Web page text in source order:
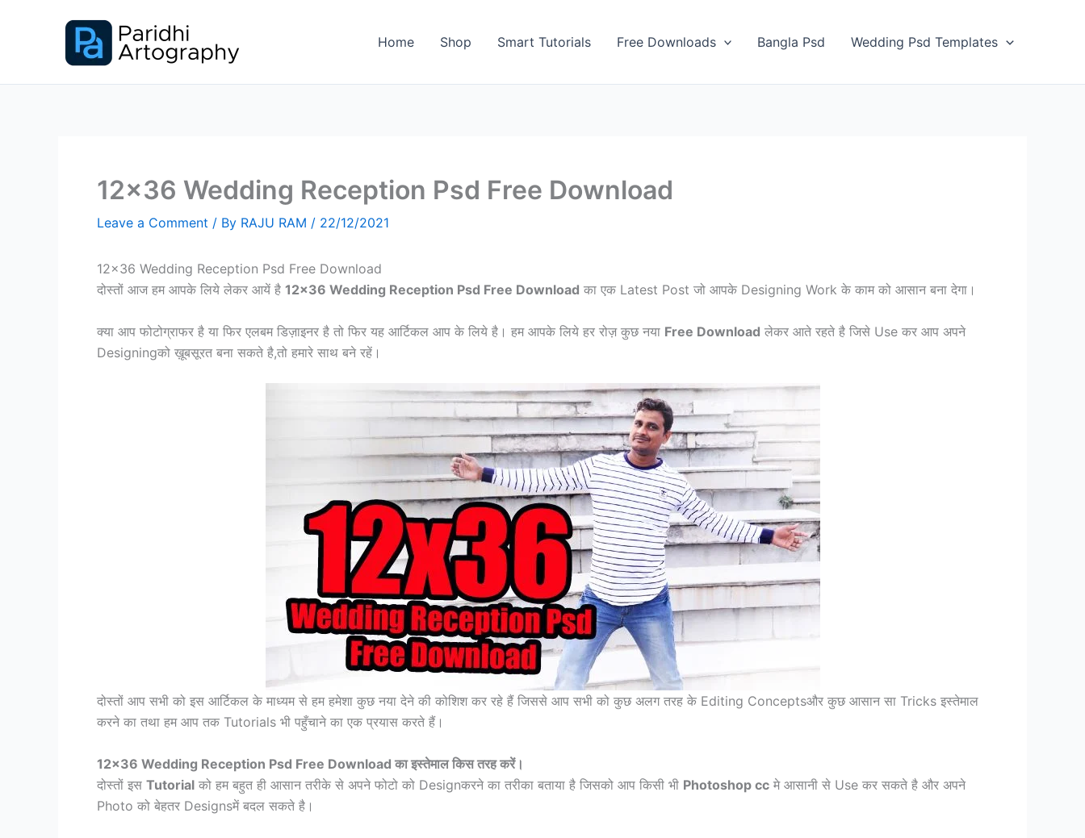
Home Shop Smart Tutorials Free Downloads Bangla Psd Wedding Psd Templates
12×36 Wedding Reception Psd Free Download
Leave a Comment / By RAJU RAM / 22/12/2021
12×36 Wedding Reception Psd Free Download
दोस्तों आज हम आपके लिये लेकर आयें है 12×36 Wedding Reception Psd Free Download का एक Latest Post जो आपके Designing Work के काम को आसान बना देगा।
क्या आप फोटोग्राफर है या फिर एलबम डिज़ाइनर है तो फिर यह आर्टिकल आप के लिये है। हम आपके लिये हर रोज़ कुछ नया Free Download लेकर आते रहते है जिसे Use कर आप अपने
Designingको ख़ूबसूरत बना सकते है,तो हमारे साथ बने रहें।
दोस्तों आप सभी को इस आर्टिकल के माध्यम से हम हमेशा कुछ नया देने की कोशिश कर रहे हैं जिससे आप सभी को कुछ अलग तरह के Editing Conceptsऔर कुछ आसान सा Tricks इस्तेमाल
करने का तथा हम आप तक Tutorials भी पहुँचाने का एक प्रयास करते हैं।
12×36 Wedding Reception Psd Free Download का इस्तेमाल किस तरह करें।
दोस्तों इस Tutorial को हम बहुत ही आसान तरीके से अपने फोटो को Designकरने का तरीका बताया है जिसको आप किसी भी Photoshop cc मे आसानी से Use कर सकते है और अपने
Photo को बेहतर Designsमें बदल सकते है।